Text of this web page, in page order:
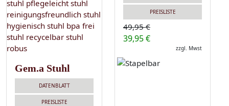
Gem.a Stuhl
DATENBLATT
PREISLISTE
PREISLISTE
49,95 €
39,95 €
zzgl. Mwst